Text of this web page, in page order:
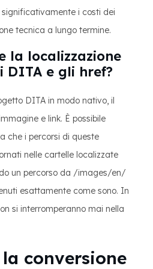
i costi dei
tecnica a lungo termine.
la localizzazione
DITA e gli href?
DITA in modo nativo, il
e link. È possibile
che i percorsi di queste
nelle cartelle localizzate
un percorso da /images/en/
esattamente come sono. In
si interromperanno mai nella
conversione